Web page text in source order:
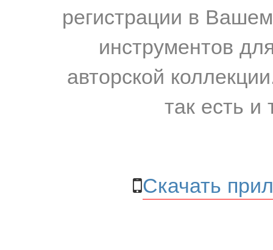
регистрации в
инструментов
авторской
так есть и
Скачать